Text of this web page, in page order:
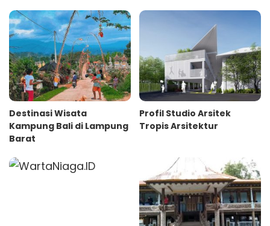
Destinasi Wisata
Kampung Bali di Lampung
Barat
Profil Studio Arsitek
Tropis Arsitektur